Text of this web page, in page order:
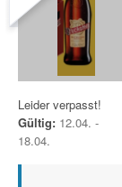
Leider verpasst!
Gültig: 12.04. -
18.04.